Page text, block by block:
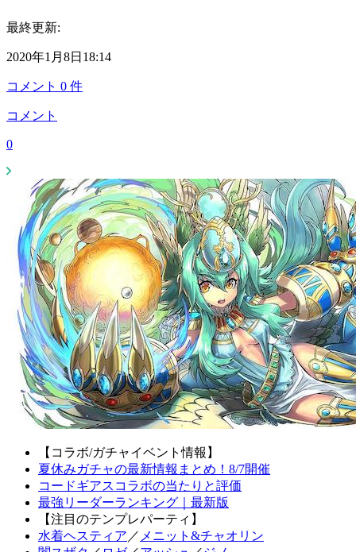
最終更新:
2020年1月8日18:14
コメント 0 件
コメント
0
【コラボ/ガチャイベント情報】
夏休みガチャの最新情報まとめ！8/7開催
コードギアスコラボの当たりと評価
最強リーダーランキング｜最新版
【注目のテンプレパーティ】
水着ヘスティア ／ メニット&チャオリン